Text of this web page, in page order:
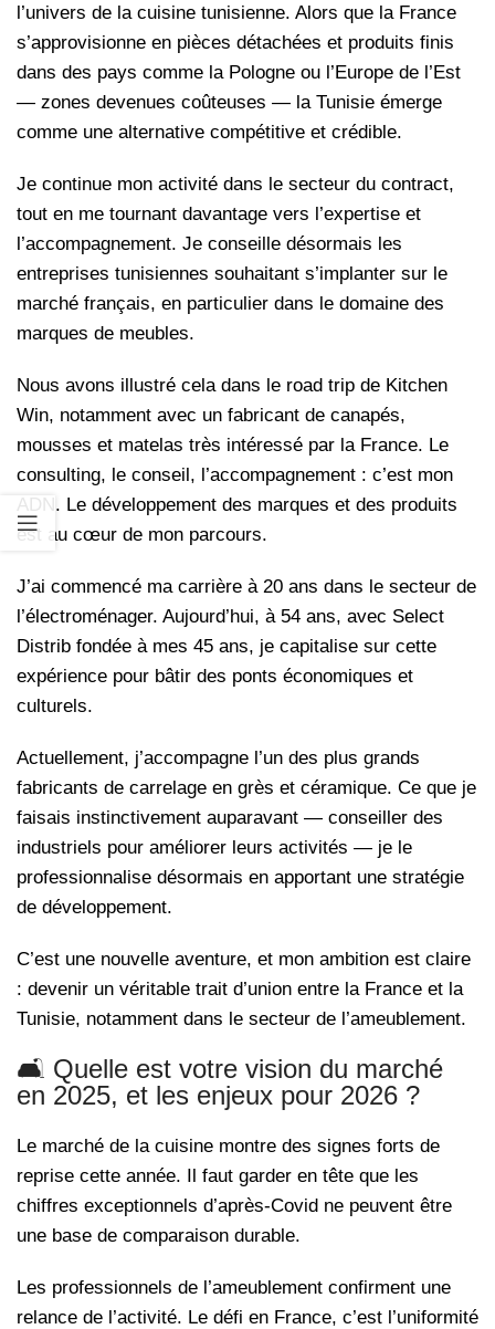
l’univers de la cuisine tunisienne. Alors que la France
s’approvisionne en pièces détachées et produits finis
dans des pays comme la Pologne ou l’Europe de l’Est
— zones devenues coûteuses — la Tunisie émerge
comme une alternative compétitive et crédible.
Je continue mon activité dans le secteur du contract,
tout en me tournant davantage vers l’expertise et
l’accompagnement. Je conseille désormais les
entreprises tunisiennes souhaitant s’implanter sur le
marché français, en particulier dans le domaine des
marques de meubles.
Nous avons illustré cela dans le road trip de Kitchen
Win, notamment avec un fabricant de canapés,
mousses et matelas très intéressé par la France. Le
consulting, le conseil, l’accompagnement : c’est mon
ADN. Le développement des marques et des produits
est au cœur de mon parcours.
J’ai commencé ma carrière à 20 ans dans le secteur de
l’électroménager. Aujourd’hui, à 54 ans, avec Select
Distrib fondée à mes 45 ans, je capitalise sur cette
expérience pour bâtir des ponts économiques et
culturels.
Actuellement, j’accompagne l’un des plus grands
fabricants de carrelage en grès et céramique. Ce que je
faisais instinctivement auparavant — conseiller des
industriels pour améliorer leurs activités — je le
professionnalise désormais en apportant une stratégie
de développement.
C’est une nouvelle aventure, et mon ambition est claire
: devenir un véritable trait d’union entre la France et la
Tunisie, notamment dans le secteur de l’ameublement.
🛋️ Quelle est votre vision du marché
en 2025, et les enjeux pour 2026 ?
Le marché de la cuisine montre des signes forts de
reprise cette année. Il faut garder en tête que les
chiffres exceptionnels d’après-Covid ne peuvent être
une base de comparaison durable.
Les professionnels de l’ameublement confirment une
relance de l’activité. Le défi en France, c’est l’uniformité